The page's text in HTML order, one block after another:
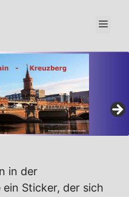
in der
Sticker, der sich